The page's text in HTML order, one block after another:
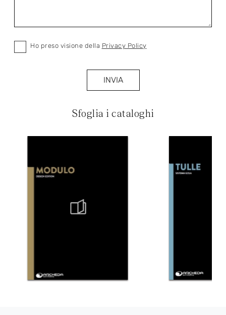
Sfoglia i cataloghi
Ho preso visione della Privacy Policy
INVIA